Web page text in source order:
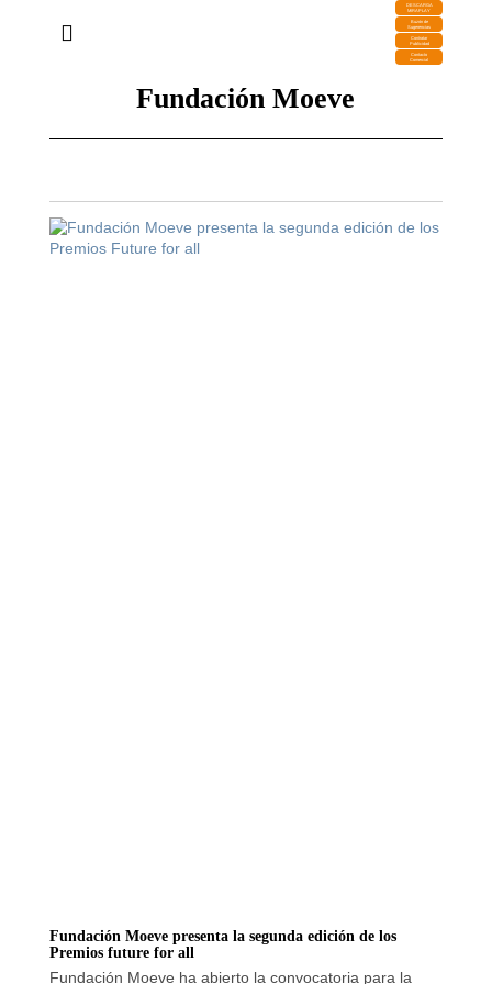
DESCARGA
MIRAPLAY
Buzón de
Sugerencias
Contratar
Publicidad
Contacto
Comercial
Fundación Moeve
Fundación Moeve presenta la segunda edición de los
Premios future for all
Fundación Moeve ha abierto la convocatoria para la